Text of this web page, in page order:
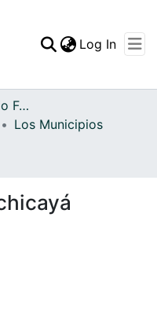
Statistics
Log In
Archivo del Patrimonio Fotográfico y Fílmico del Valle del Cauca
Los Municipios